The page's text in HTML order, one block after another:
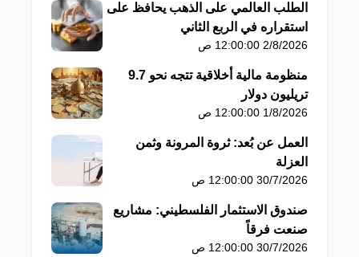
الطلب العالمي على الذهب يحافظ على
استقراره في الربع الثاني
2/8/2026 12:00:00 ص
منظومة مالية أخلاقية تتجه نحو 9.7
تريليون دولار
1/8/2026 12:00:00 ص
العمل عن بُعد: ثروة المرونة وثمن
العزلة
30/7/2026 12:00:00 ص
صندوق الاستثمار الفلسطيني: مشاريع
صنعت فرقاً
30/7/2026 12:00:00 ص